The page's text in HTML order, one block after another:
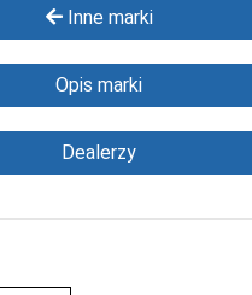
Inne marki
Opis marki
Dealerzy